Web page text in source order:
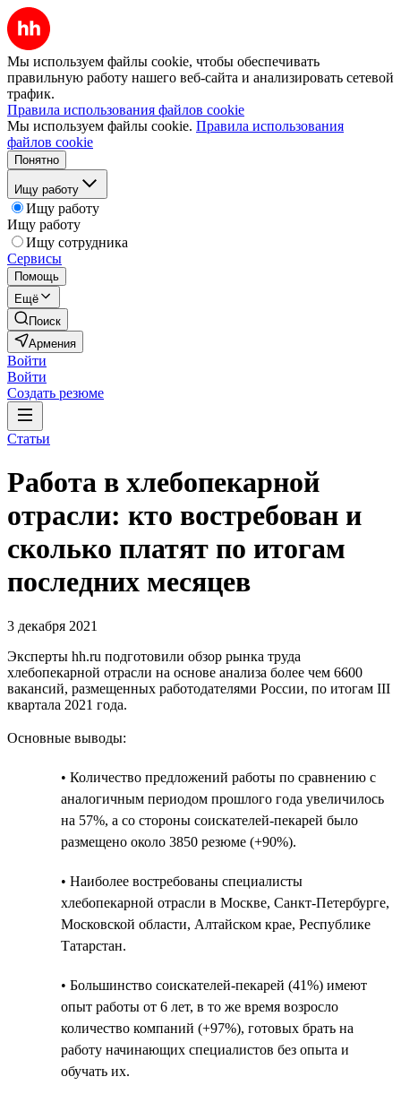
Мы используем файлы cookie, чтобы обеспечивать
правильную работу нашего веб-сайта и анализировать сетевой
трафик.
Правила использования файлов cookie
Мы используем файлы cookie. Правила использования
файлов cookie
Понятно
Ищу работу
Ищу работу
Ищу работу
Ищу сотрудника
Сервисы
Помощь
Ещё
Поиск
Армения
Войти
Войти
Создать резюме
Статьи
Работа в хлебопекарной
отрасли: кто востребован и
сколько платят по итогам
последних месяцев
3 декабря 2021
Эксперты hh.ru подготовили обзор рынка труда
хлебопекарной отрасли на основе анализа более чем 6600
вакансий, размещенных работодателями России, по итогам III
квартала 2021 года.
Основные выводы:
• Количество предложений работы по сравнению с
аналогичным периодом прошлого года увеличилось
на 57%, а со стороны соискателей-пекарей было
размещено около 3850 резюме (+90%).
• Наиболее востребованы специалисты
хлебопекарной отрасли в Москве, Санкт-Петербурге,
Московской области, Алтайском крае, Республике
Татарстан.
• Большинство соискателей-пекарей (41%) имеют
опыт работы от 6 лет, в то же время возросло
количество компаний (+97%), готовых брать на
работу начинающих специалистов без опыта и
обучать их.